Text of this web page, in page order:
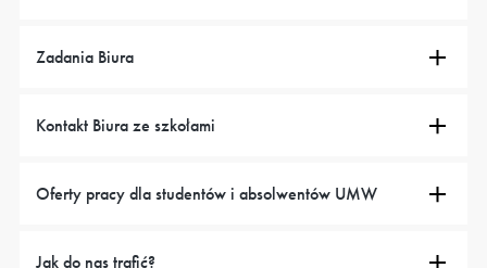
Zadania Biura
Kontakt Biura ze szkołami
Oferty pracy dla studentów i absolwentów UMW
Jak do nas trafić?